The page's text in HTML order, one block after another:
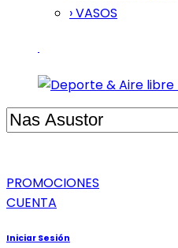
› VASOS
PROMOCIONES
CUENTA
Iniciar Sesión